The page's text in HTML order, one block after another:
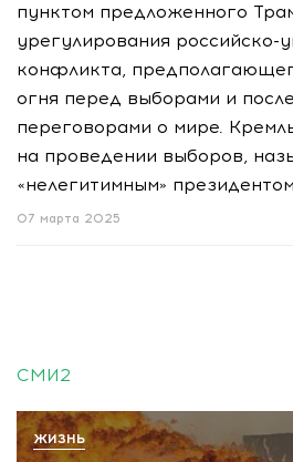
пунктом предложенного
урегулирования российско-
конфликта,
огня перед выборами и
переговорами о мире.
на проведении выборов,
«нелегитимным» президентом
07 марта 2025
СМИ2
ЖИЗНЬ